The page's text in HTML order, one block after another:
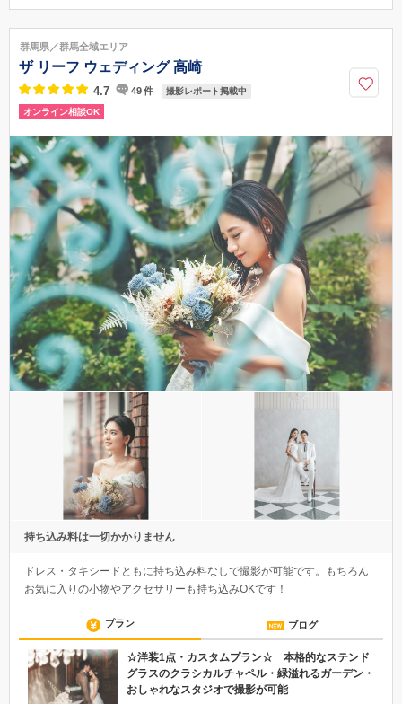
〒444-0840
愛知県岡崎市戸崎町牛転10-125
【電車でお越しの場合】JR岡崎駅・名鉄東岡崎駅より車で10分 【お車
でお越しの場合】岡崎ICより1号線を南下、光ヶ丘女子高校横
0564-59-3930
群馬県／群馬全域エリア
4.7 49 件 撮影レポート掲載中
オンライン相談OK
ドレス・タキシードともに持ち込み料なしで撮影が可能です。もちろん
お気に入りの小物やアクセサリーも持ち込みOKです！
プラン ブログ